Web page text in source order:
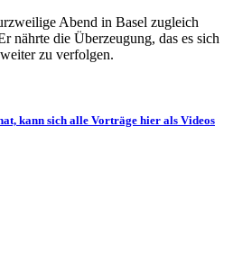
Abend in Basel zugleich
nährte die Überzeugung, das es sich
zu verfolgen.
kann sich alle Vorträge hier als Videos